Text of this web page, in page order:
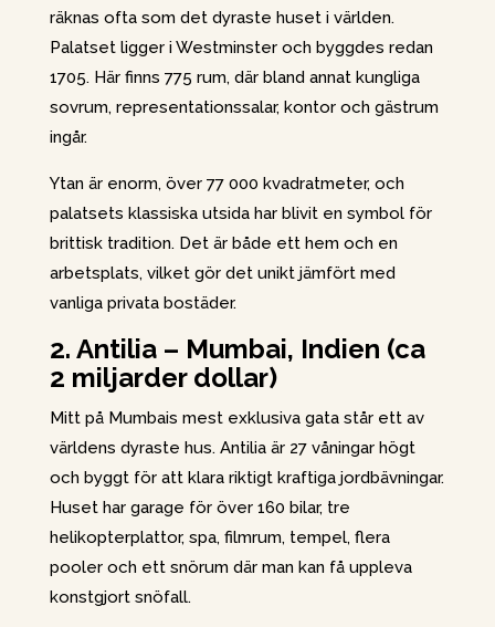
räknas ofta som det dyraste huset i världen.
Palatset ligger i Westminster och byggdes redan
1705. Här finns 775 rum, där bland annat kungliga
sovrum, representationssalar, kontor och gästrum
ingår.
Ytan är enorm, över 77 000 kvadratmeter, och
palatsets klassiska utsida har blivit en symbol för
brittisk tradition. Det är både ett hem och en
arbetsplats, vilket gör det unikt jämfört med
vanliga privata bostäder.
2. Antilia – Mumbai, Indien (ca
2 miljarder dollar)
Mitt på Mumbais mest exklusiva gata står ett av
världens dyraste hus. Antilia är 27 våningar högt
och byggt för att klara riktigt kraftiga jordbävningar.
Huset har garage för över 160 bilar, tre
helikopterplattor, spa, filmrum, tempel, flera
pooler och ett snörum där man kan få uppleva
konstgjort snöfall.